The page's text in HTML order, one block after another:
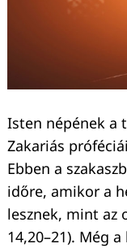
Isten népének a
Zakariás
Ebben a
időre, amikor a
lesznek, mint az
14,20–21). Még